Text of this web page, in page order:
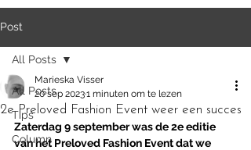
Post
All Posts
Tips
Column
All Posts
2e Preloved Fashion Event weer een succes
Marieska Visser
20 sep 20231 minuten om te lezen
Zaterdag 9 september was de 2e editie
van het Preloved Fashion Event dat we